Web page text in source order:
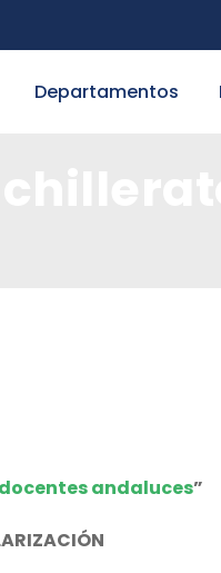
Departamentos
andaluces”